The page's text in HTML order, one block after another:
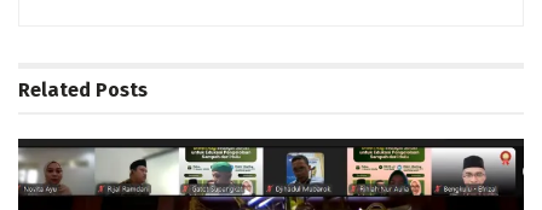
Related Posts